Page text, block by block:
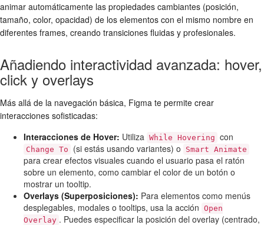
animar automáticamente las propiedades cambiantes (posición,
tamaño, color, opacidad) de los elementos con el mismo nombre en
diferentes frames, creando transiciones fluidas y profesionales.
Añadiendo interactividad avanzada: hover,
click y overlays
Más allá de la navegación básica, Figma te permite crear
interacciones sofisticadas:
Interacciones de Hover: Utiliza While Hovering con
Change To (si estás usando variantes) o Smart Animate
para crear efectos visuales cuando el usuario pasa el ratón
sobre un elemento, como cambiar el color de un botón o
mostrar un tooltip.
Overlays (Superposiciones): Para elementos como menús
desplegables, modales o tooltips, usa la acción Open
Overlay . Puedes especificar la posición del overlay (centrado,